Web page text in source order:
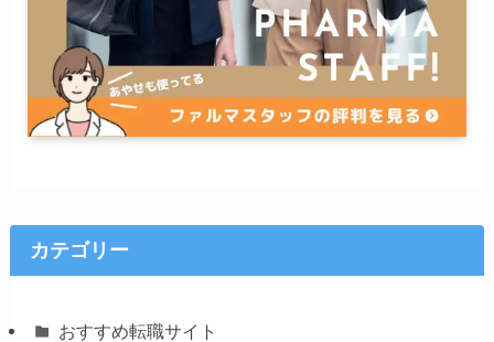
カテゴリー
おすすめ転職サイト